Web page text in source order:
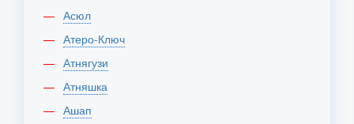
Асюл
Атеро-Ключ
Атнягузи
Атняшка
Ашап